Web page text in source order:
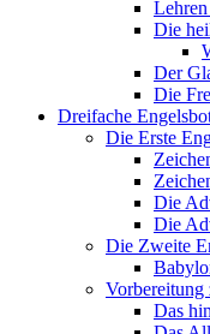
Die
Der
Die
Dreifache
Die Erste
Die
Die
Die Zweite
Vorbereitung
Das